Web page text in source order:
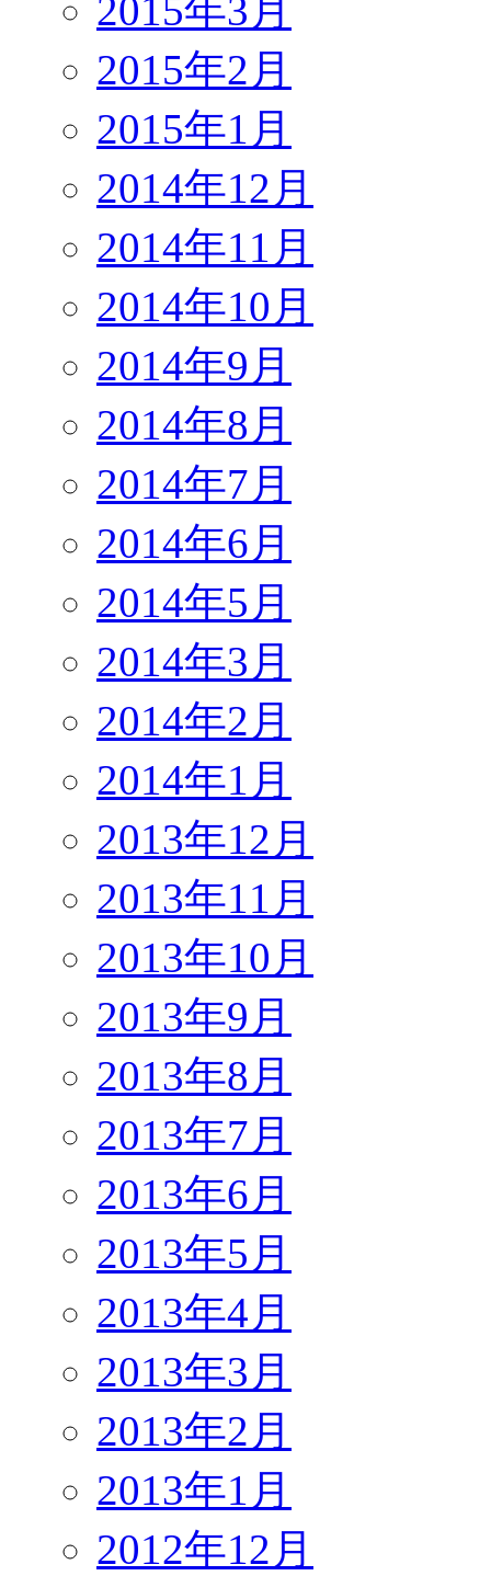
2015年3月
2015年2月
2015年1月
2014年12月
2014年11月
2014年10月
2014年9月
2014年8月
2014年7月
2014年6月
2014年5月
2014年3月
2014年2月
2014年1月
2013年12月
2013年11月
2013年10月
2013年9月
2013年8月
2013年7月
2013年6月
2013年5月
2013年4月
2013年3月
2013年2月
2013年1月
2012年12月